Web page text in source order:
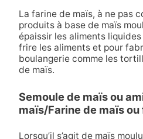
La farine de maïs, à ne pas
produits à base de maïs
épaissir les aliments
frire les aliments et pour
boulangerie comme les
de maïs.
Semoule de maïs ou
maïs/Farine de maïs ou
Lorsqu’il s’agit de maïs